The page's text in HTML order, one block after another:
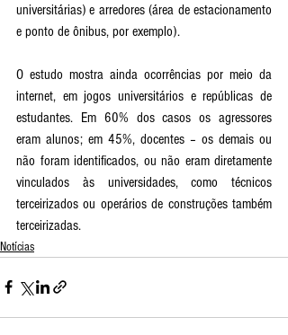
universitárias) e arredores (área de estacionamento
e ponto de ônibus, por exemplo).
O estudo mostra ainda ocorrências por meio da
internet, em jogos universitários e repúblicas de
estudantes. Em 60% dos casos os agressores
eram alunos; em 45%, docentes – os demais ou
não foram identificados, ou não eram diretamente
vinculados às universidades, como técnicos
terceirizados ou operários de construções também
terceirizadas.
Notícias